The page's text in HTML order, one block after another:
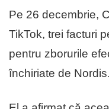
Pe 26 decembrie,
TikTok, trei facturi
pentru zborurile
închiriate de Nordis.